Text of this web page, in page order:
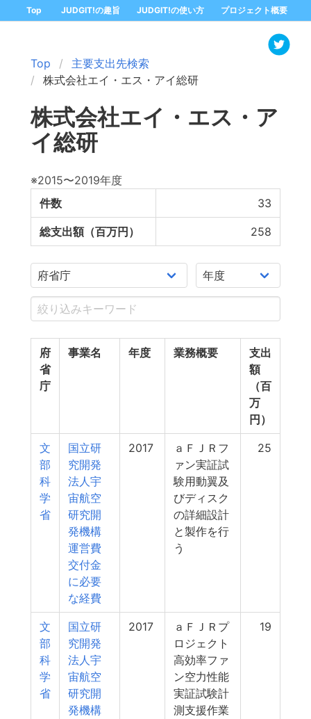
Top JUDGIT!の趣旨 JUDGIT!の使い方 プロジェクト概要
Top
主要支出先検索
株式会社エイ・エス・アイ総研
株式会社エイ・エス・ア
イ総研
※2015〜2019年度
件数
33
総支出額（百万円） 258
府
省
庁
事業名 年度 業務概要
支出
額
（百
万
円）
文
部
科
学
省
国立研
究開発
法人宇
宙航空
研究開
発機構
運営費
交付金
に必要
な経費
2017
ａＦＪＲフ
ァン実証試
験用動翼及
びディスク
の詳細設計
と製作を行
う
25
文
部
科
学
省
国立研
究開発
法人宇
宙航空
研究開
発機構
2017
ａＦＪＲプ
ロジェクト
高効率ファ
ン空力性能
実証試験計
測支援作業
19